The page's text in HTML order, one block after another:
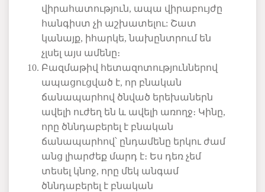
վիրահատություն, ապա վիրաբույժը
հանգիստ չի աշխատելու: Շատ
կանայք, իհարկե,նախընտրում են
չլսել այս ամենը։
Բազմաթիվ հետազոտություններով
ապացուցված է, որ բնական
ճանապարհով ծնված երեխաներն
ավելի ուժեղ են և ավելի առողջ։ Կինը,
որը ծննդաբերել է բնական
ճանապարհով՝ ընդամենը երկու ժամ
անց լիարժեք մարդ է։ Ես դեռ չեմ
տեսել կնոջ, որը մեկ անգամ
ծննդաբերել է բնական